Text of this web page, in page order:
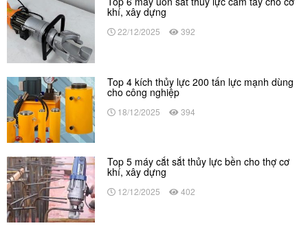
khí, xây dựng
22/12/2025 392
Top 4 kích thủy lực 200 tấn lực mạnh dùng
cho công nghiệp
18/12/2025 394
Top 5 máy cắt sắt thủy lực bền cho thợ cơ
khí, xây dựng
12/12/2025 402